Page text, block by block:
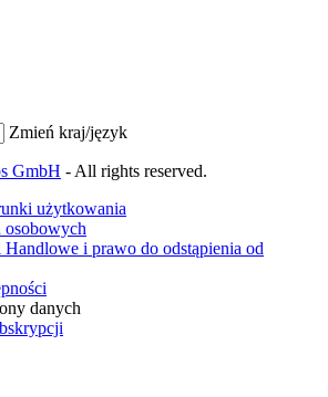
Zmień kraj/język
GmbH - All rights reserved.
użytkowania
osobowych
i prawo do odstąpienia od
danych